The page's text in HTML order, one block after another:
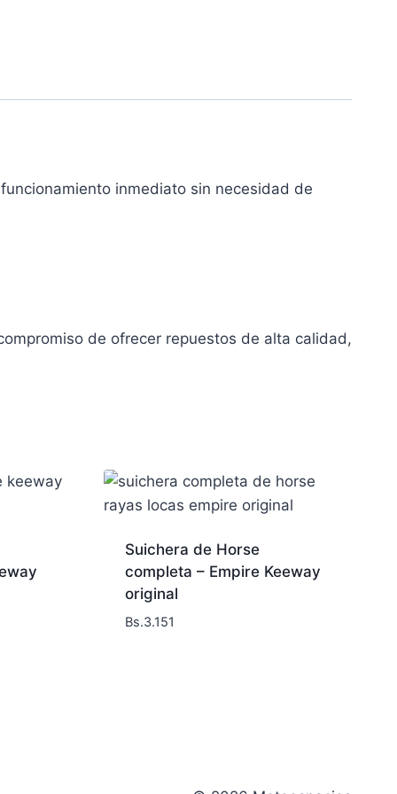
inmediato sin necesidad de
de ofrecer repuestos de alta calidad,
Suichera de Horse
completa – Empire Keeway
original
Bs.3.151